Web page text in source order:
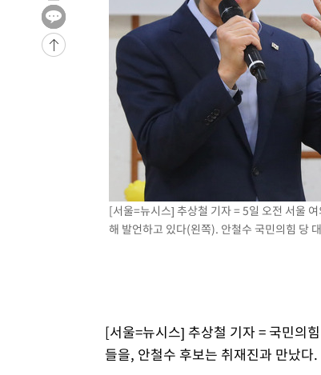
선포
-16526초 전 >
[단독]중수청 지원 검사들, 정원 초과 시 낮은 계
갈 수도
-14497초 전 >
낮 최고 37도 찜통더위…곳곳 소나기·강원 많
-12803초 전 >
SK하이닉스, 용인·청주 팹에 54조 투자…"AI 메
여자배구 이재영·이다영 자매, 아제르바이잔 투
외국인 심판 성 접대 7경기 들여다보니…한국 축
[속보]코스닥, 2.86포인트(0.36%) 내린 798.81마
[속보]코스피, 6200선 약보합…0.60% 내린
[속보]원·달러 환율, 7.7원 내린 1416.1원 마감
[속보] 노원서 40.1도 관측…서울, 2018년 이후 첫
[속보]종합특검, '계엄 수용공간 확보' 신용해 前
외신들도 주목한 韓축구 파문…"국민적 공분에
[서울=뉴시스] 추상철 기자 = 5일 오전 서울
해 발언하고 있다(왼쪽). 안철수 국민의힘 당
[서울=뉴시스] 추상철 기자 = 국민의
들을, 안철수 후보는 취재진과 만났다.